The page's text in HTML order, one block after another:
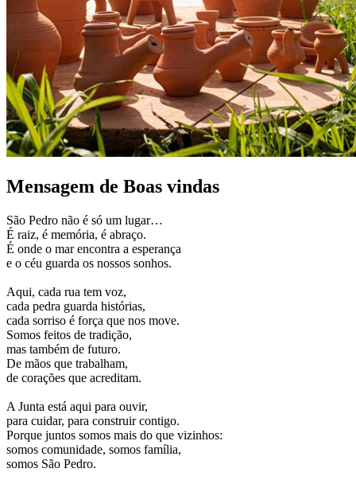
Mensagem de Boas vindas
São Pedro não é só um lugar…
É raiz, é memória, é abraço.
É onde o mar encontra a esperança
e o céu guarda os nossos sonhos.
Aqui, cada rua tem voz,
cada pedra guarda histórias,
cada sorriso é força que nos move.
Somos feitos de tradição,
mas também de futuro.
De mãos que trabalham,
de corações que acreditam.
A Junta está aqui para ouvir,
para cuidar, para construir contigo.
Porque juntos somos mais do que vizinhos:
somos comunidade, somos família,
somos São Pedro.